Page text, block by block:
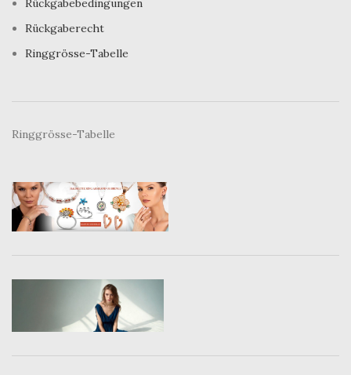
Rückgabebedingungen
Rückgaberecht
Ringgrösse-Tabelle
Ringgrösse-Tabelle